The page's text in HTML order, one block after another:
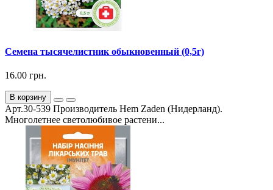
Семена тысячелистник обыкновенный (0,5г)
16.00 грн.
В корзину
Арт.30-539 Производитель Hem Zaden (Нидерланд).
Многолетнее светолюбивое растени...